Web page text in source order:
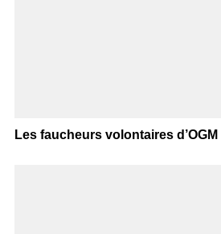
Les faucheurs volontaires